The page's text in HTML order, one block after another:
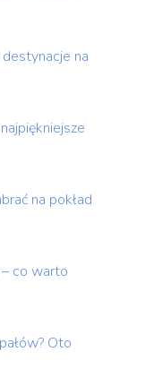
na
na pokład
co warto
Oto